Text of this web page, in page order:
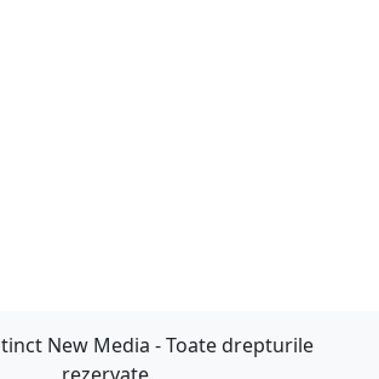
New Media - Toate drepturile